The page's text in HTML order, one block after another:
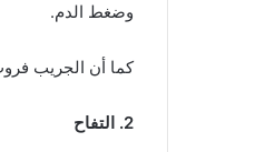
وضغط الدم.
كما أن الجريب
2. التفاح